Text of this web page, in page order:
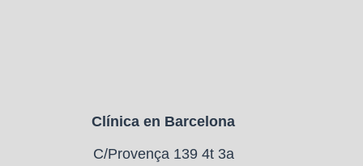
Clínica en Barcelona
C/Provença 139 4t 3a